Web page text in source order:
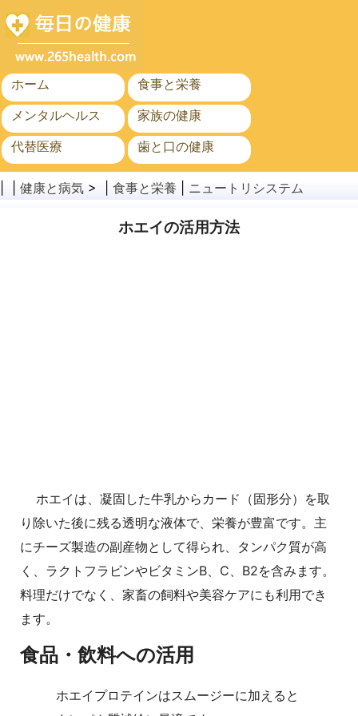
ホーム
食事と栄養
メンタルヘルス
家族の健康
代替医療
歯と口の健康
がん
公衆衛生
健康と病気 > | 食事と栄養 ニュートリシステム
ホエイの活用方法
ホエイは、凝固した牛乳からカード（固形分）を取
り除いた後に残る透明な液体で、栄養が豊富です。主
にチーズ製造の副産物として得られ、タンパク質が高
く、ラクトフラビンやビタミンB、C、B2を含みます。
料理だけでなく、家畜の飼料や美容ケアにも利用でき
ます。
食品・飲料への活用
ホエイプロテインはスムージーに加えると